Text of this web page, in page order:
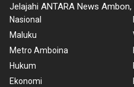
Jelajahi ANTARA News Ambon,
Nasional
Maluku
Metro Amboina
Hukum
Ekonomi